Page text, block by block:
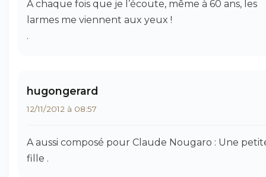
A chaque fois que je l’écoute, même à 60 ans, les
larmes me viennent aux yeux !
.
hugongerard
12/11/2012 à 08:57
A aussi composé pour Claude Nougaro : Une
fille .